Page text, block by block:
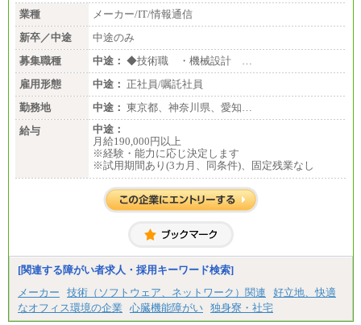
業種
メーカー/IT/情報通信
新卒／中途
中途のみ
募集職種
中途： ◆技術職 ・機械設計 …
雇用形態
中途： 正社員/嘱託社員
勤務地
中途： 東京都、神奈川県、愛知…
給与
中途：
月給190,000円以上
※経験・能力に応じ決定します
※試用期間あり(3カ月、同条件)、固定残業なし
[関連する障がい者求人・採用キーワード検索]
メーカー
技術（ソフトウェア、ネットワーク）関連
好立地、快適
なオフィス環境の企業
心臓機能障がい 独身寮・社宅